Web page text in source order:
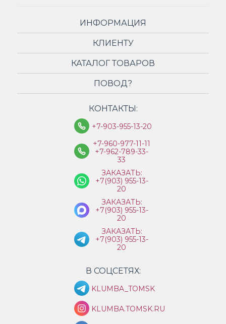
ИНФОРМАЦИЯ
КЛИЕНТУ
КАТАЛОГ ТОВАРОВ
ПОВОД?
КОНТАКТЫ:
+7-903-955-13-20
+7-960-977-11-11
+7-962-789-33-
33
ЗАКАЗАТЬ:
+7(903) 955-13-
20
ЗАКАЗАТЬ:
+7(903) 955-13-
20
ЗАКАЗАТЬ:
+7(903) 955-13-
20
В СОЦСЕТЯХ:
KLUMBA_TOMSK
KLUMBA.TOMSK.RU